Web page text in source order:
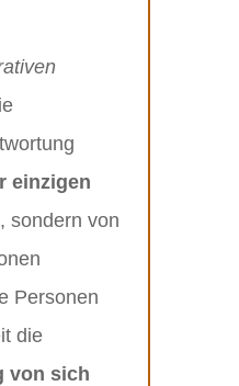
einzigen
, sondern von
Personen
die
von sich